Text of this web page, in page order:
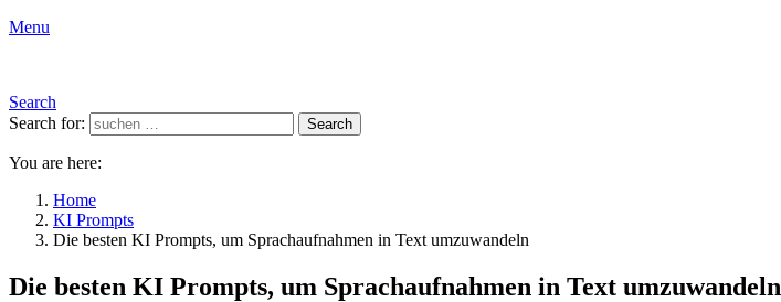
Menu
Search
Search for:
Search
You are here:
Home
KI Prompts
Die besten KI Prompts, um Sprachaufnahmen in Text umzuwandeln
Die besten KI Prompts, um Sprachaufnahmen in Text umzuwandeln